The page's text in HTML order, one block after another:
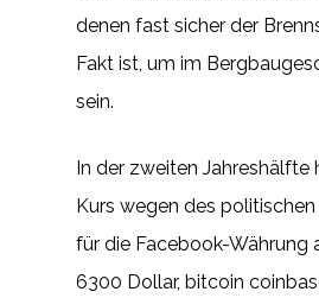
denen fast sicher der
Fakt ist, um im
sein.
In der zweiten Jahreshälfte
Kurs wegen des
für die Facebook-Währung
6300 Dollar, bitcoin